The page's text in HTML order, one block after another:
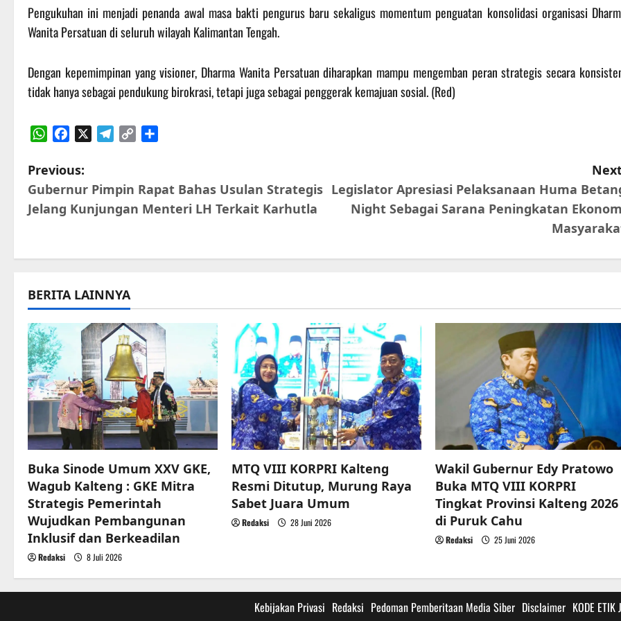
Pengukuhan ini menjadi penanda awal masa bakti pengurus baru sekaligus momentum penguatan konsolidasi organisasi
Wanita Persatuan di seluruh wilayah Kalimantan Tengah.
Dengan kepemimpinan yang visioner, Dharma Wanita Persatuan diharapkan mampu mengemban peran strategis secara
tidak hanya sebagai pendukung birokrasi, tetapi juga sebagai penggerak kemajuan sosial. (Red)
P
o
t
n
a
v
i
g
a
t
i
o
n
Previous:
Gubernur Pimpin Rapat Bahas Usulan Strategis
Jelang Kunjungan Menteri LH Terkait Karhutla
Legislator Apresiasi Pelaksanaan Huma
Night Sebagai Sarana Peningkatan
BERITA LAINNYA
Buka Sinode Umum XXV GKE,
Wagub Kalteng : GKE Mitra
Strategis Pemerintah
Wujudkan Pembangunan
Inklusif dan Berkeadilan
Redaksi 8 Juli 2026
MTQ VIII KORPRI Kalteng
Resmi Ditutup, Murung Raya
Sabet Juara Umum
Redaksi 28 Juni 2026
Wakil Gubernur Edy Pratowo
Buka MTQ VIII KORPRI
Tingkat Provinsi Kalteng 2026
di Puruk Cahu
Redaksi 25 Juni 2026
Kebijakan Privasi Redaksi Pedoman Pemberitaan Media Siber Disclaimer KODE ETIK